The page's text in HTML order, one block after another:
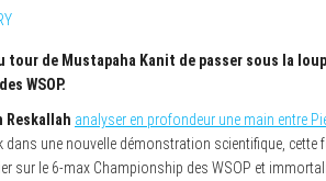
tour de Mustapaha Kanit de passer sous la
WSOP.
Reskallah analyser en profondeur une main entre
dans une nouvelle démonstration scientifique,
sur le 6-max Championship des WSOP et